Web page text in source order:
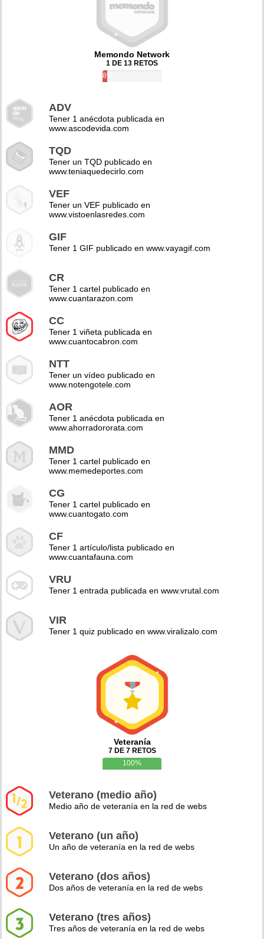
Memondo Network
1 DE 13 RETOS
8%
ADV
Tener 1 anécdota publicada en
www.ascodevida.com
TQD
Tener un TQD publicado en
www.teniaquedecirlo.com
VEF
Tener un VEF publicado en
www.vistoenlasredes.com
GIF
Tener 1 GIF publicado en www.vayagif.com
CR
Tener 1 cartel publicado en
www.cuantarazon.com
CC
Tener 1 viñeta publicada en
www.cuantocabron.com
NTT
Tener un vídeo publicado en
www.notengotele.com
AOR
Tener 1 anécdota publicada en
www.ahorradororata.com
MMD
Tener 1 cartel publicado en
www.memedeportes.com
CG
Tener 1 cartel publicado en
www.cuantogato.com
CF
Tener 1 artículo/lista publicado en
www.cuantafauna.com
VRU
Tener 1 entrada publicada en www.vrutal.com
VIR
Tener 1 quiz publicado en www.viralizalo.com
Veteranía
7 DE 7 RETOS
100%
Veterano (medio año)
Medio año de veteranía en la red de webs
Veterano (un año)
Un año de veteranía en la red de webs
Veterano (dos años)
Dos años de veteranía en la red de webs
Veterano (tres años)
Tres años de veteranía en la red de webs